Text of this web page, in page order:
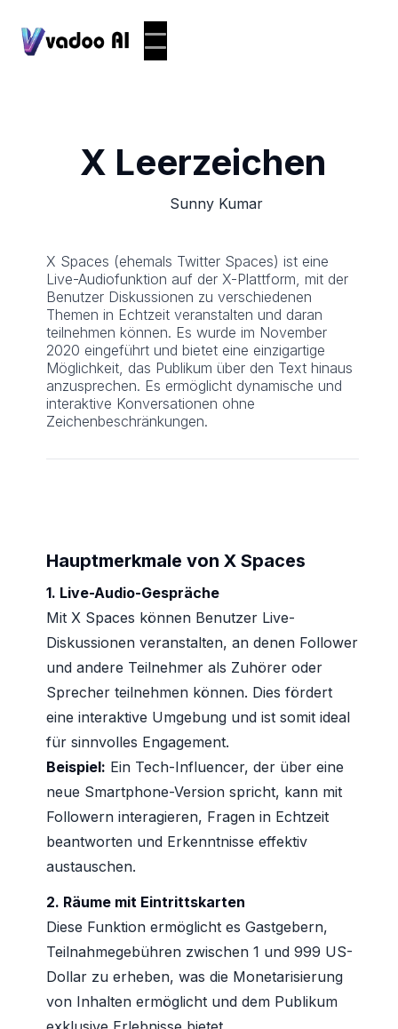
X Leerzeichen
Sunny Kumar
X Spaces (ehemals Twitter Spaces) ist eine
Live-Audiofunktion auf der X-Plattform, mit der
Benutzer Diskussionen zu verschiedenen
Themen in Echtzeit veranstalten und daran
teilnehmen können. Es wurde im November
2020 eingeführt und bietet eine einzigartige
Möglichkeit, das Publikum über den Text hinaus
anzusprechen. Es ermöglicht dynamische und
interaktive Konversationen ohne
Zeichenbeschränkungen.
Hauptmerkmale von X Spaces
1. Live-Audio-Gespräche
Mit X Spaces können Benutzer Live-
Diskussionen veranstalten, an denen Follower
und andere Teilnehmer als Zuhörer oder
Sprecher teilnehmen können. Dies fördert
eine interaktive Umgebung und ist somit ideal
für sinnvolles Engagement.
Beispiel: Ein Tech-Influencer, der über eine
neue Smartphone-Version spricht, kann mit
Followern interagieren, Fragen in Echtzeit
beantworten und Erkenntnisse effektiv
austauschen.
2. Räume mit Eintrittskarten
Diese Funktion ermöglicht es Gastgebern,
Teilnahmegebühren zwischen 1 und 999 US-
Dollar zu erheben, was die Monetarisierung
von Inhalten ermöglicht und dem Publikum